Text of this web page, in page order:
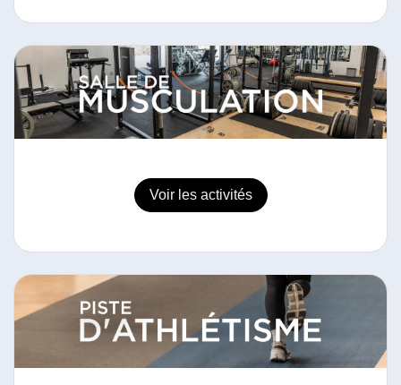
Voir les activités